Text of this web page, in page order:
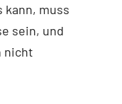
kann, muss
sein, und
nicht